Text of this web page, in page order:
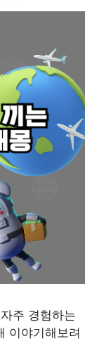
주 경험하는
이야기해보려